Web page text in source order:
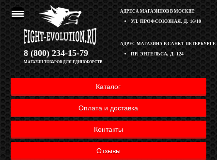
АДРЕСА МАГАЗИНОВ В МОСКВЕ:
УЛ. ПРОФСОЮЗНАЯ, Д. 16/10
АДРЕС МАГАЗИНА В САНКТ-ПЕТЕРБУРГЕ:
ПР. ЭНГЕЛЬСА, Д. 124
8 (800) 234-15-79
МАГАЗИН ТОВАРОВ ДЛЯ ЕДИНОБОРСТВ
Каталог
Оплата и доставка
Контакты
Отзывы
Перейти
к
навигации
Перейти
к
содержимому
Корзина
Полезная информация
Оплата и доставка товара